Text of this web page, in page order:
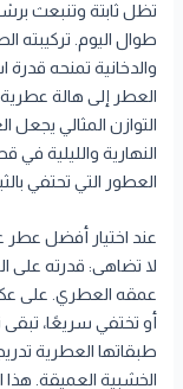
تظل ثابتة وتنبعث
طوال اليوم. تركيبته
والدخانية تمنحه قدرة
العطر إلى هالة
التوازن المثالي يجعل
النهارية والليلية في
العطور التي تحتفي
عند اختيار أفضل عطر
لا تضاهى: قدرته على
عمقه العطري. على
أو تختفي سريعًا،
طبقاتها العطرية
الخشبية العميقة. هذا